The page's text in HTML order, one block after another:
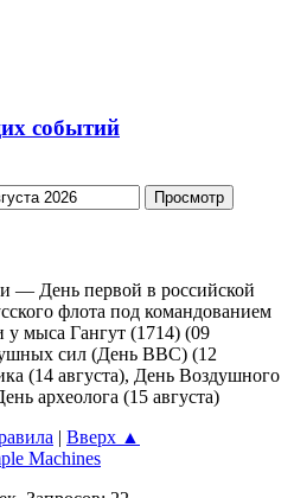
событий
— День первой в российской
флота под командованием
мыса Гангут (1714) (09
сил (День ВВС) (12
(14 августа), День Воздушного
археолога (15 августа)
| Вверх ▲
Machines